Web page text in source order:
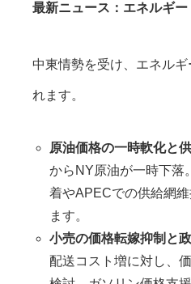
最新ニュース：エネルギ
中東情勢を受け、エネル
れます。
原油価格の一時軟化と
からNY原油が一時下落
着やAPECでの供給網
ます。
小売の価格転嫁抑制と
配送コスト増に対し、